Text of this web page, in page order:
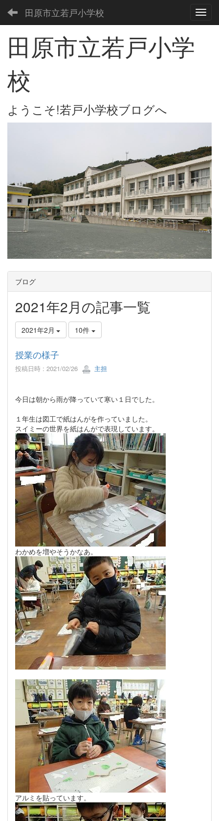
田原市立若戸小学校
田原市立若戸小学
校
ようこそ!若戸小学校ブログへ
ブログ
2021年2月の記事一覧
2021年2月 10件
授業の様子
投稿日時 : 2021/02/26 主担
今日は朝から雨が降っていて寒い１日でした。
１年生は図工で紙はんがを作っていました。
スイミーの世界を紙はんがで表現しています。
わかめを増やそうかなあ。
アルミを貼っています。